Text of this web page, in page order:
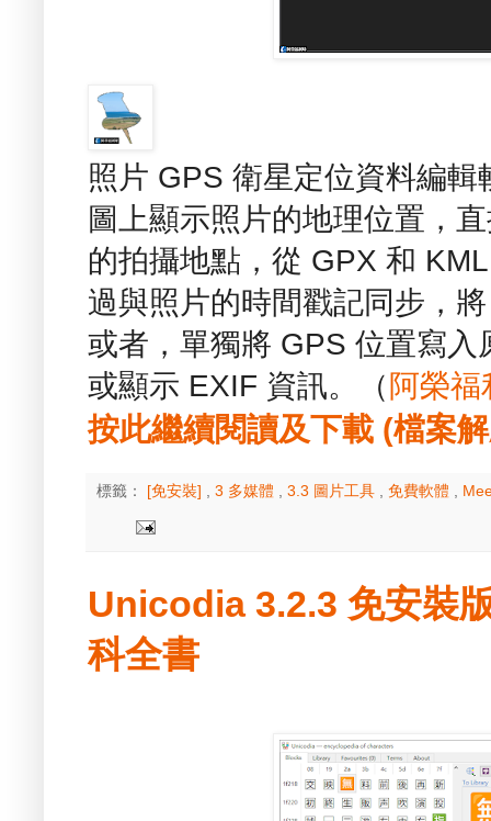
照片 GPS 衛星定位資料編
圖上顯示照片的地理位置，
的拍攝地點，從 GPX 和
過與照片的時間戳記同步，
或者，單獨將 GPS 位置寫
或顯示 EXIF 資訊。（ 阿榮福
按此繼續閱讀及下載 (檔案
標籤： [免安裝] , 3 多媒體 , 3.3 圖片工具 , 免費軟體 ,
Unicodia 3.2.3 免安裝
科全書